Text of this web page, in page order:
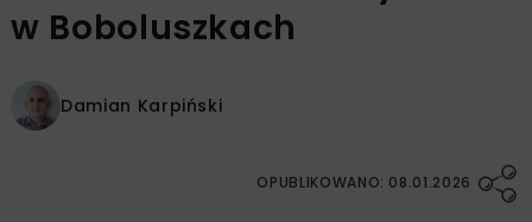
w Boboluszkach
Damian Karpiński
OPUBLIKOWANO: 08.01.2026